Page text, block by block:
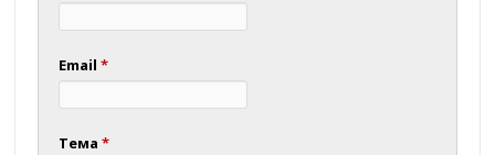
Email *
Тема *